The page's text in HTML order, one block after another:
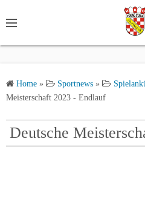
Home » Sportnews »
Meisterschaft 2023 - Endlauf
Deutsche